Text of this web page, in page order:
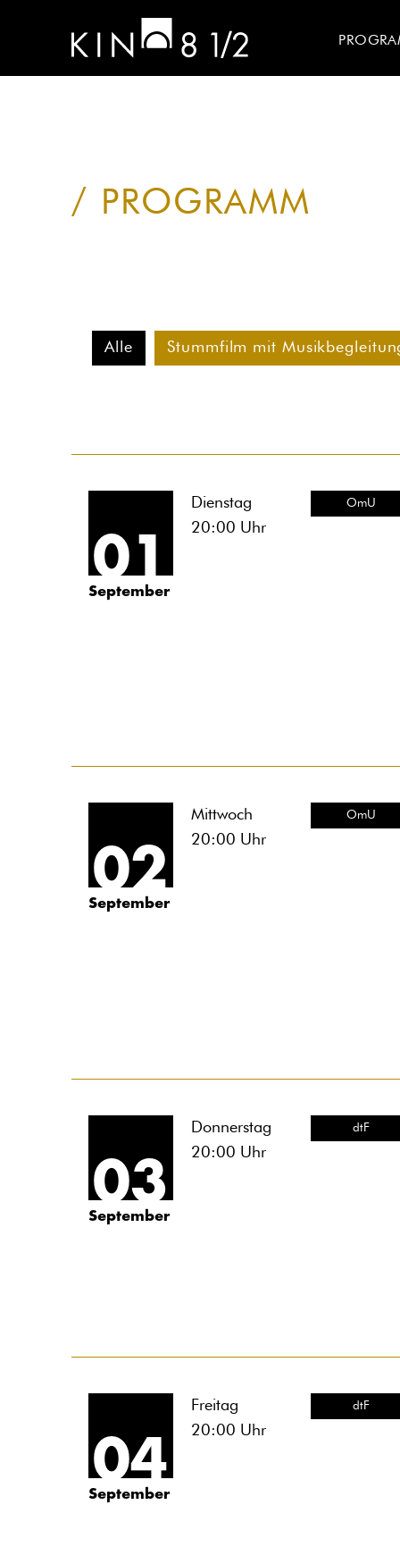
PROGRAMM
Alle Stummfilm mit
01
September
Dienstag
20:00 Uhr
OmU
02
September
Mittwoch
20:00 Uhr
OmU
03
September
Donnerstag
20:00 Uhr
dtF
04
September
Freitag
20:00 Uhr
dtF